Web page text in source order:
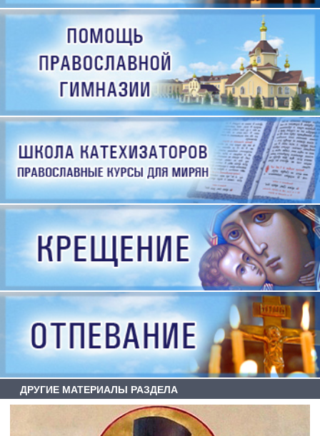
ДРУГИЕ МАТЕРИАЛЫ РАЗДЕЛА